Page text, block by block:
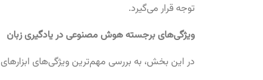
توجه قرار می‌گیرد.
ویژگی‌های برجسته هوش مصنوعی در یادگیری زبان
در این بخش، به بررسی مهم‌ترین ویژگی‌های